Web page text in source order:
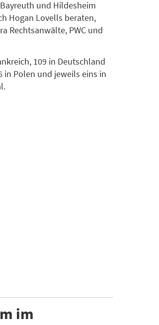
und Hildesheim
Hogan Lovells beraten,
Rechtsanwälte, PWC und
109 in Deutschland
in Polen und jeweils eins in
im